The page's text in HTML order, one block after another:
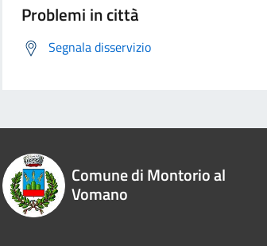
Problemi in città
Segnala disservizio
Comune di Montorio al
Vomano